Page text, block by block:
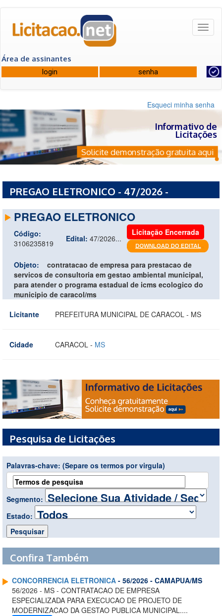
Área de assinantes
Esqueci minha senha
Informativo de
Licitações
Solicite demonstração gratuita aqui
PREGAO ELETRONICO - 47/2026 -
PREGAO ELETRONICO
Código:
3106235819
Edital: 47/2026...
Licitação Encerrada
Objeto:
contratacao de empresa para prestacao de
servicos de consultoria em gestao ambiental municipal,
para atender o programa estadual de icms ecologico do
municipio de caracol/ms
Licitante
PREFEITURA MUNICIPAL DE CARACOL - MS
Cidade CARACOL - MS
Pesquisa de Licitações
Palavras-chave: (Separe os termos por virgula)
Segmento:
Estado:
Confira Também
CONCORRENCIA ELETRONICA - 56/2026 - CAMAPUA/MS
56/2026 - MS - CONTRATACAO DE EMPRESA
ESPECIALIZADA PARA EXECUCAO DE PROJETO DE
MODERNIZACAO DA GESTAO PUBLICA MUNICIPAL....